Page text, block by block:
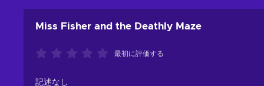
Miss Fisher and the Deathly Maze
最初に評価する
記述なし